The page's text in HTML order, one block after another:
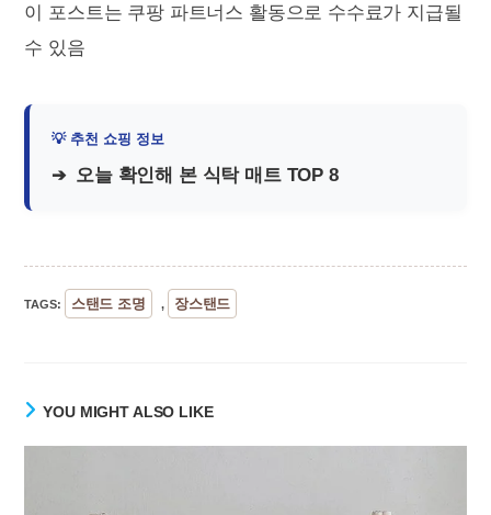
이 포스트는 쿠팡 파트너스 활동으로 수수료가 지급될
수 있음
오늘 확인해 본 식탁 매트 TOP 8
TAGS: 스탠드 조명 , 장스탠드
YOU MIGHT ALSO LIKE